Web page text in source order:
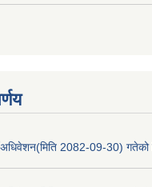
2082-09-30) गतेको